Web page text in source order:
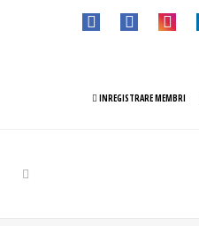
INREGISTRARE MEMBRI